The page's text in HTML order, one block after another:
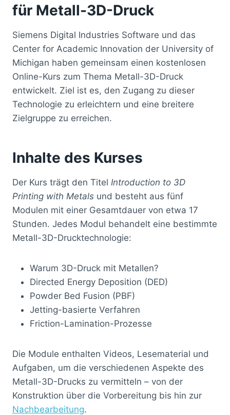
für Metall-3D-Druck
Siemens Digital Industries Software und das
Center for Academic Innovation der University of
Michigan haben gemeinsam einen kostenlosen
Online-Kurs zum Thema Metall-3D-Druck
entwickelt. Ziel ist es, den Zugang zu dieser
Technologie zu erleichtern und eine breitere
Zielgruppe zu erreichen.
Inhalte des Kurses
Der Kurs trägt den Titel Introduction to 3D
Printing with Metals und besteht aus fünf
Modulen mit einer Gesamtdauer von etwa 17
Stunden. Jedes Modul behandelt eine bestimmte
Metall-3D-Drucktechnologie:
Warum 3D-Druck mit Metallen?
Directed Energy Deposition (DED)
Powder Bed Fusion (PBF)
Jetting-basierte Verfahren
Friction-Lamination-Prozesse
Die Module enthalten Videos, Lesematerial und
Aufgaben, um die verschiedenen Aspekte des
Metall-3D-Drucks zu vermitteln – von der
Konstruktion über die Vorbereitung bis hin zur
Nachbearbeitung.